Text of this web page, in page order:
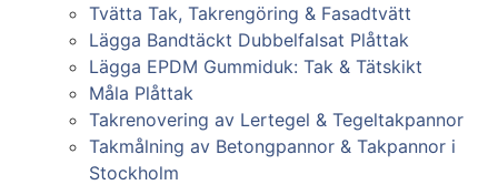
Tvätta Tak, Takrengöring & Fasadtvätt
Lägga Bandtäckt Dubbelfalsat Plåttak
Lägga EPDM Gummiduk: Tak & Tätskikt
Måla Plåttak
Takrenovering av Lertegel & Tegeltakpannor
Takmålning av Betongpannor & Takpannor i
Stockholm